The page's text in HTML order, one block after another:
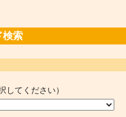
検索
してください）